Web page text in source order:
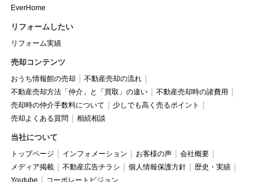
EverHome
リフォームしたい
リフォーム実績
売却コンテンツ
おうち情報館の売却
不動産売却の流れ
不動産売却方法「仲介」と「買取」の違い
不動産売却時の諸費用
売却時の仲介手数料について
少しでも高く売るポイント
売却よくある質問
相続相談
当社について
トップページ インフォメーション お客様の声
会社概要
メディア掲載
不動産広告チラシ 個人情報保護方針
歴史・実績
Youtube
コーポレートビジョン